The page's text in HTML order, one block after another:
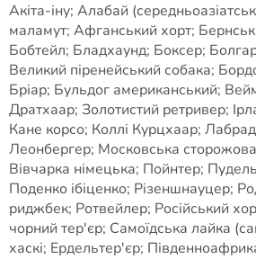
Акіта-іну; Алабай
маламут; Афганський хорт;
Бобтейл; Бладхаунд; Боксер;
Великий піренейський собака;
Бріар; Бульдог американський;
Дратхаар; Золотистий ретривер;
Кане корсо; Коллі Курцхаар;
Леонбергер; Московська
Вівчарка німецька; Пойнтер;
Поденко ібіценко; Різеншнауцер;
риджбек; Ротвейлер; Російський
чорний тер'єр; Самоїдська лайка
хаскі; Ердельтер'єр;